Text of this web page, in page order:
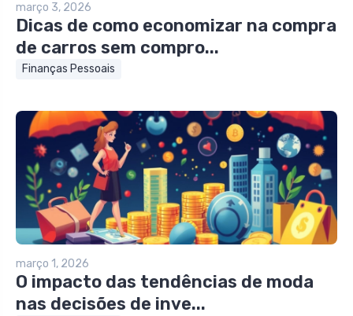
março 3, 2026
Dicas de como economizar na compra
de carros sem compro...
Finanças Pessoais
março 1, 2026
O impacto das tendências de moda
nas decisões de inve...